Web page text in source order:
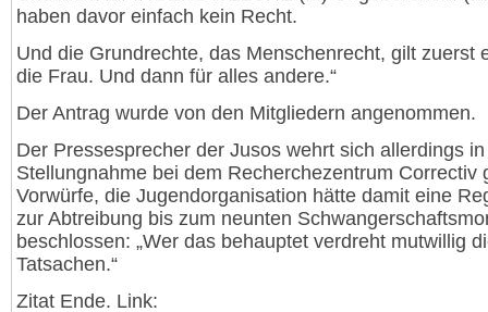
haben davor einfach kein Recht.
Und die Grundrechte, das Menschenrecht, gilt zuerst
die Frau. Und dann für alles andere.“
Der Antrag wurde von den Mitgliedern angenommen.
Der Pressesprecher der Jusos wehrt sich allerdings
Stellungnahme bei dem Recherchezentrum Correctiv
Vorwürfe, die Jugendorganisation hätte damit eine
zur Abtreibung bis zum neunten
beschlossen: „Wer das behauptet verdreht mutwillig
Tatsachen.“
Zitat Ende. Link: